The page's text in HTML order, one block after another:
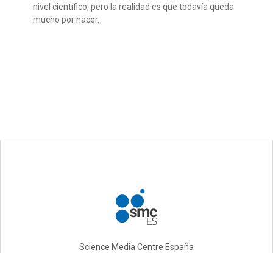
nivel científico, pero la realidad es que todavía queda
mucho por hacer.
Science Media Centre España